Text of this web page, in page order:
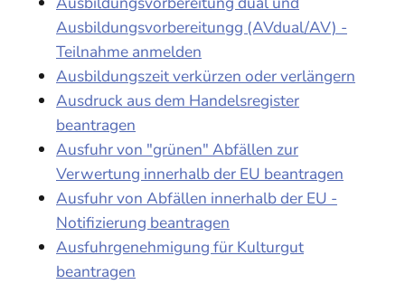
Ausbildungsvorbereitungg (AVdual/AV) -
Teilnahme anmelden
Ausbildungszeit verkürzen oder verlängern
Ausdruck aus dem Handelsregister
beantragen
Ausfuhr von "grünen" Abfällen zur
Verwertung innerhalb der EU beantragen
Ausfuhr von Abfällen innerhalb der EU -
Notifizierung beantragen
Ausfuhrgenehmigung für Kulturgut
beantragen